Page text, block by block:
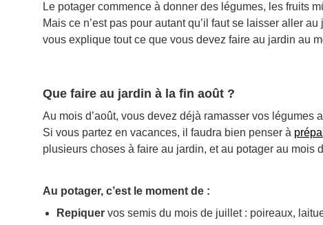
Le potager commence à donner des légumes, les fruits
Mais ce n’est pas pour autant qu’il faut se laisser aller
vous explique tout ce que vous devez faire au jardin au
Que faire au jardin à la fin août ?
Au mois d’août, vous devez déjà ramasser vos
Si vous partez en vacances, il faudra bien penser à
plusieurs choses à faire au jardin, et au potager au mois
Au potager, c’est le moment de :
Repiquer vos semis du mois de juillet : poireaux,